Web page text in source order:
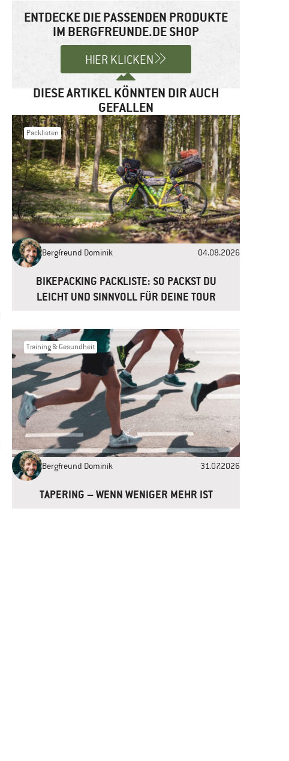
ENTDECKE DIE PASSENDEN PRODUKTE
IM BERGFREUNDE.DE SHOP
HIER KLICKEN
DIESE ARTIKEL KÖNNTEN DIR AUCH
GEFALLEN
Packlisten
Bergfreund Dominik 04.08.2026
BIKEPACKING PACKLISTE: SO PACKST DU
LEICHT UND SINNVOLL FÜR DEINE TOUR
Training & Gesundheit
Bergfreund Dominik 31.07.2026
TAPERING – WENN WENIGER MEHR IST